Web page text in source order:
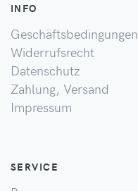
INFO
Geschäftsbedingungen
Widerrufsrecht
Datenschutz
Zahlung, Versand
Impressum
SERVICE